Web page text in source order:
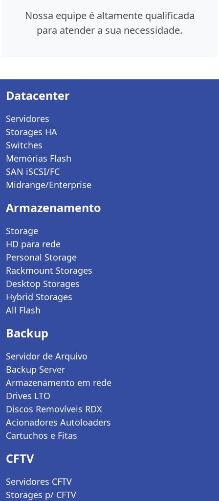
Nossa equipe é altamente qualificada
para atender a sua necessidade.
Datacenter
Servidores
Storages HA
Switches
Memórias Flash
SAN iSCSI/FC
Midrange/Enterprise
Armazenamento
Storage
HD para rede
Personal Storage
Rackmount Storages
Desktop Storages
Hybrid Storages
All Flash
Backup
Servidor de Arquivo
Backup Server
Armazenamento em rede
Drives LTO
Discos Removíveis RDX
Acionadores Autoloaders
Cartuchos e Fitas
CFTV
Servidores CFTV
Storages p/ CFTV